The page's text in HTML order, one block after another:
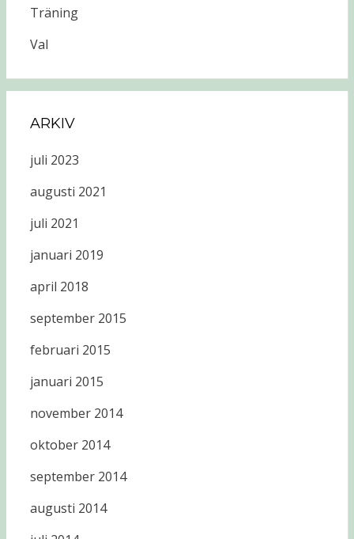
Träning
Val
ARKIV
juli 2023
augusti 2021
juli 2021
januari 2019
april 2018
september 2015
februari 2015
januari 2015
november 2014
oktober 2014
september 2014
augusti 2014